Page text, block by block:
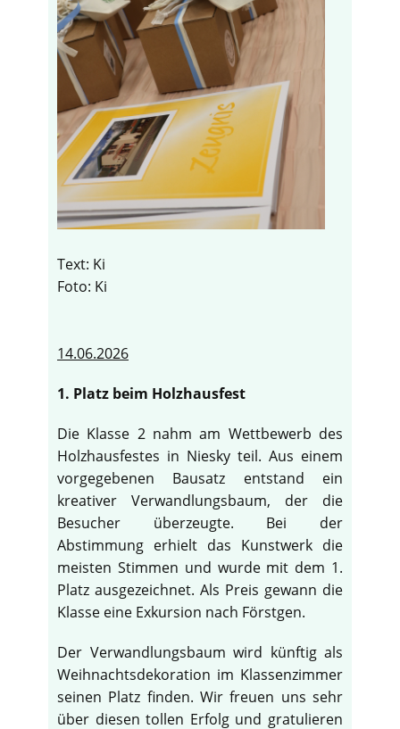
Text: Ki
Foto: Ki
14.06.2026
1. Platz beim Holzhausfest
Die Klasse 2 nahm am Wettbewerb des
Holzhausfestes in Niesky teil. Aus einem
vorgegebenen Bausatz entstand ein
kreativer Verwandlungsbaum, der die
Besucher überzeugte. Bei der
Abstimmung erhielt das Kunstwerk die
meisten Stimmen und wurde mit dem 1.
Platz ausgezeichnet. Als Preis gewann die
Klasse eine Exkursion nach Förstgen.
Der Verwandlungsbaum wird künftig als
Weihnachtsdekoration im Klassenzimmer
seinen Platz finden. Wir freuen uns sehr
über diesen tollen Erfolg und gratulieren